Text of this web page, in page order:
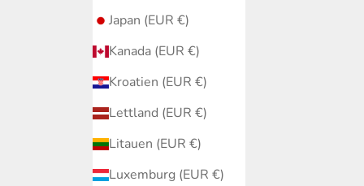
Japan (EUR €)
Kanada (EUR €)
Kroatien (EUR €)
Lettland (EUR €)
Litauen (EUR €)
Luxemburg (EUR €)